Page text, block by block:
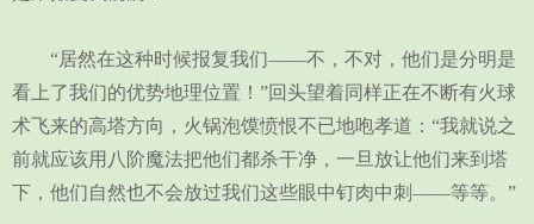
“居然在这种时候报复我们——不，不对，他们是分明是
看上了我们的优势地理位置！”回头望着同样正在不断有火球
术飞来的高塔方向，火锅泡馍愤恨不已地咆孝道：“我就说之
前就应该用八阶魔法把他们都杀干净，一旦放让他们来到塔
下，他们自然也不会放过我们这些眼中钉肉中刺——等等。”